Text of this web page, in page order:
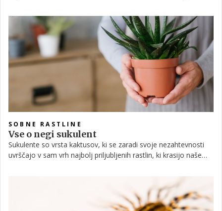
SOBNE RASTLINE
Vse o negi sukulent
Sukulente so vrsta kaktusov, ki se zaradi svoje nezahtevnosti
uvrščajo v sam vrh najbolj priljubljenih rastlin, ki krasijo naše
pa debelejše, vsem dobro poznane prečudovite liste. V
nadaljevanju vam predstavljamo vse o vzgoji in negi teh lepotic.